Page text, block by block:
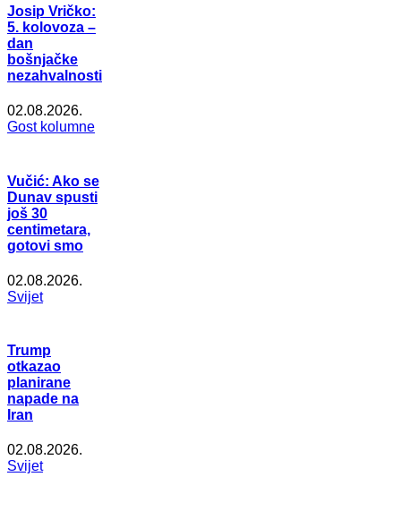
Josip Vričko:
5. kolovoza –
dan
bošnjačke
nezahvalnosti
02.08.2026.
Gost kolumne
Vučić: Ako se
Dunav spusti
još 30
centimetara,
gotovi smo
02.08.2026.
Svijet
Trump
otkazao
planirane
napade na
Iran
02.08.2026.
Svijet